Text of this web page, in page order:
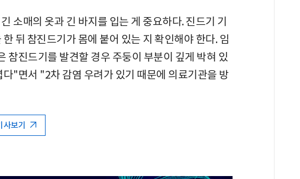
소매의 옷과 긴 바지를 입는 게 중요하다. 진드기 기
뒤 참진드기가 몸에 붙어 있는 지 확인해야 한다. 임
참진드기를 발견할 경우 주둥이 부분이 깊게 박혀 있
"면서 "2차 감염 우려가 있기 때문에 의료기관을 방
사보기